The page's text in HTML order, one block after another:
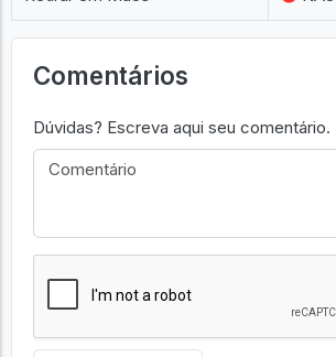
Comentários
Dúvidas? Escreva aqui seu comentário.